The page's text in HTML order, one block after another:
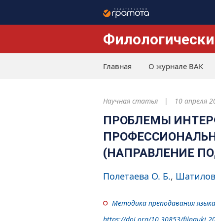
Главная О журнале ВАК
Научная статья 10 апреля
ПРОБЛЕМЫ
(НАПРАВЛЕНИЕ
Полетаева О. Б.
Методика преподавания языка